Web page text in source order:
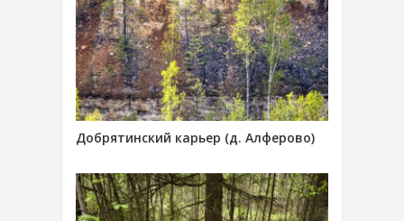
Добрятинский карьер (д. Алферово)